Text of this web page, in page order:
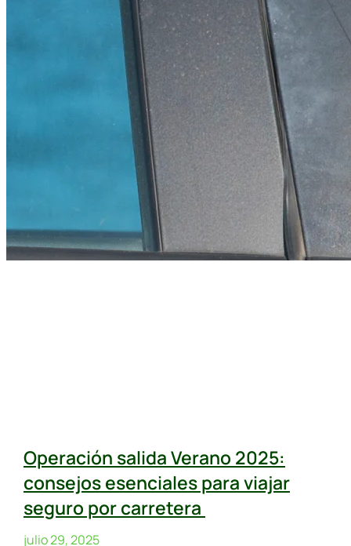
Operación salida Verano 2025:
consejos esenciales para viajar
seguro por carretera
julio 29, 2025